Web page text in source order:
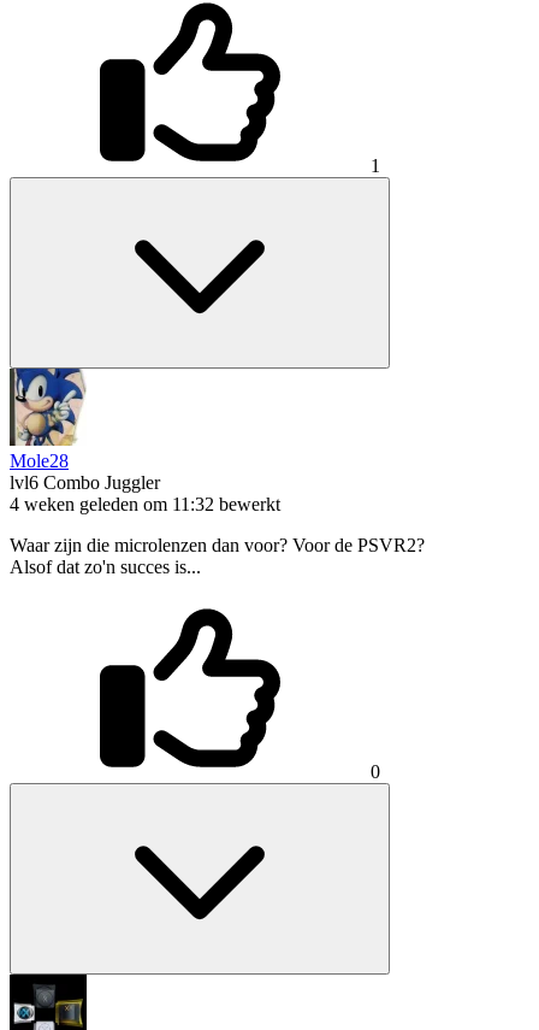
1
Mole28
lvl6 Combo Juggler
4 weken geleden om 11:32 bewerkt
Waar zijn die microlenzen dan voor? Voor de PSVR2?
Alsof dat zo'n succes is...
0